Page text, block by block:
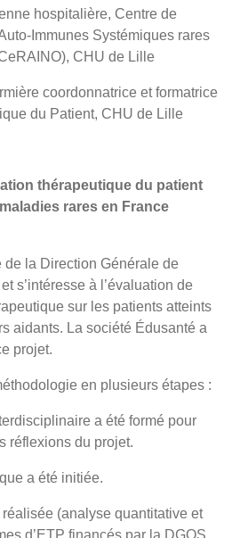
hospitalière, Centre de
Immunes Systémiques rares
CHU de Lille
coordonnatrice et formatrice
du Patient, CHU de Lille
thérapeutique du patient
rares en France
de la Direction Générale de
s’intéresse à l’évaluation de
sur les patients atteints
aidants. La société Édusanté a
projet.
en plusieurs étapes :
a été formé pour
réflexions du projet.
a été initiée.
(analyse quantitative et
d’ETP financés par la DGOS